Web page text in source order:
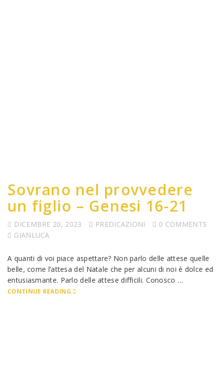
Sovrano nel provvedere
un figlio – Genesi 16-21
DICEMBRE 20, 2023 PREDICAZIONI
0 COMMENTS
GIANLUCA
A quanti di voi piace aspettare? Non parlo delle attese quelle
belle, come l’attesa del Natale che per alcuni di noi è dolce ed
entusiasmante. Parlo delle attese difficili. Conosco …
CONTINUE READING